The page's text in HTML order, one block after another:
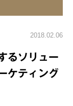
2018.02.06
るソリュー
ケティング